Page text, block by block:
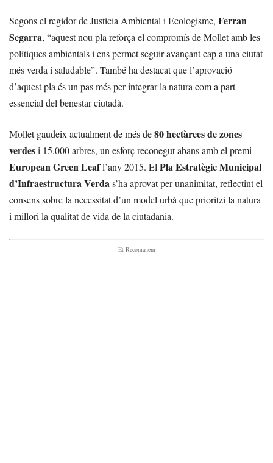
Segons el regidor de Justícia Ambiental i Ecologisme, Ferran
Segarra, “aquest nou pla reforça el compromís de Mollet amb les
polítiques ambientals i ens permet seguir avançant cap a una ciutat
més verda i saludable”. També ha destacat que l’aprovació
d’aquest pla és un pas més per integrar la natura com a part
essencial del benestar ciutadà.
Mollet gaudeix actualment de més de80 hectàrees de zones
verdesi 15.000 arbres, un esforç reconegut abans amb el premi
European Green Leafl’any 2015. El Pla Estratègic Municipal
d’Infraestructura Verdas’ha aprovat per unanimitat, reflectint el
consens sobre la necessitat d’un model urbà que prioritzi la natura
i millori la qualitat de vida de la ciutadania.
- Et Recomanem -